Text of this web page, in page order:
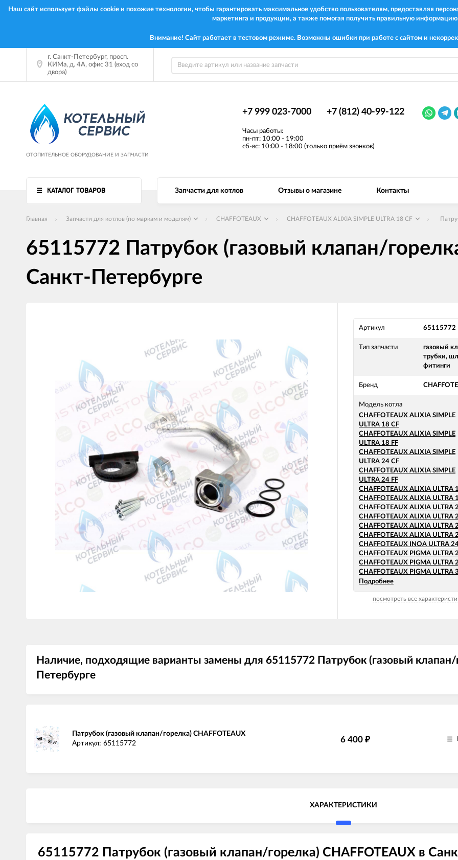
Наш сайт использует файлы cookie и похожие технологии, чтобы гарантировать максимальное удобство пользователям, предоставляя
маркетинга и продукции, а также помогая получить правильную
Внимание! Сайт работает в тестовом режиме. Возможны ошибки при работе с сайтом и
г. Санкт-Петербург, просп.
КИМа, д. 4А, офис 31 (вход со
двора)
ОТОПИТЕЛЬНОЕ ОБОРУДОВАНИЕ И ЗАПЧАСТИ
+7 999 023-7000 +7 (812) 40-99-122
Часы работы:
пн-пт: 10:00 - 19:00
сб-вс: 10:00 - 18:00 (только приём звонков)
КАТАЛОГ ТОВАРОВ Запчасти для котлов Отзывы о магазине Контакты
Главная Запчасти для котлов (по маркам и моделям) CHAFFOTEAUX CHAFFOTEAUX ALIXIA SIMPLE ULTRA 18 CF
65115772 Патрубок (газовый клапан/
Санкт-Петербурге
Артикул 65115772
Тип запчасти
газовый
трубки,
фитинги
Бренд
Модель котла
CHAFFOTEAUX ALIXIA SIMPLE
ULTRA 18 CF
CHAFFOTEAUX ALIXIA SIMPLE
ULTRA 18 FF
CHAFFOTEAUX ALIXIA SIMPLE
ULTRA 24 CF
CHAFFOTEAUX ALIXIA SIMPLE
ULTRA 24 FF
CHAFFOTEAUX ALIXIA ULTRA
CHAFFOTEAUX ALIXIA ULTRA
CHAFFOTEAUX ALIXIA ULTRA
CHAFFOTEAUX ALIXIA ULTRA
CHAFFOTEAUX ALIXIA ULTRA
CHAFFOTEAUX ALIXIA ULTRA
CHAFFOTEAUX INOA ULTRA
CHAFFOTEAUX PIGMA ULTRA
CHAFFOTEAUX PIGMA ULTRA
CHAFFOTEAUX PIGMA ULTRA
CHAFFOTEAUX PIGMA ULTRA
CHAFFOTEAUX PIGMA ULTRA
CHAFFOTEAUX PIGMA ULTRA
SYSTEM 35 FF
Подробнее
посмотреть все
Наличие, подходящие варианты замены для 65115772 Патрубок (газовый клапан/
Петербурге
Патрубок (газовый клапан/горелка) CHAFFOTEAUX
Артикул: 65115772
6 400 ₽
ХАРАКТЕРИСТИКИ
65115772 Патрубок (газовый клапан/горелка) CHAFFOTEAUX в